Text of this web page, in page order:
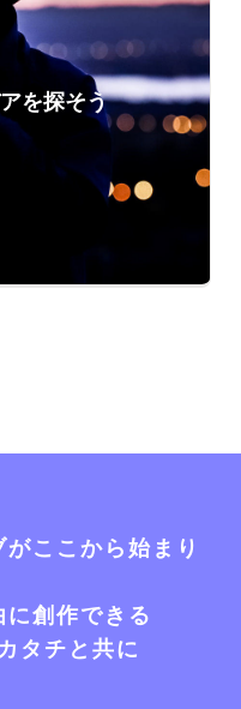
を探そう
ここから始まり
創作できる
タチと共に